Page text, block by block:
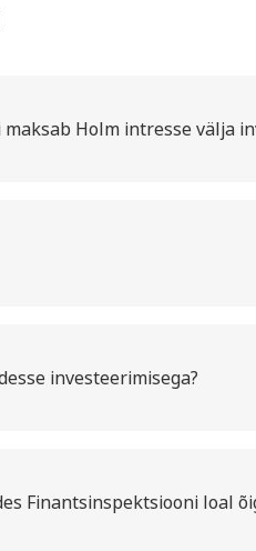
Holm intresse välja
investeerimisega?
Finantsinspektsiooni loal